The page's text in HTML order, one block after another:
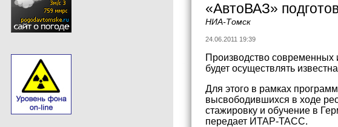
«АвтоВАЗ»
НИА-Томск
24.06.2011 19:39
Производство современных
будет осуществлять
Для этого в рамках
высвободившихся в ходе
стажировку и обучение в
передает ИТАР-ТАСС.